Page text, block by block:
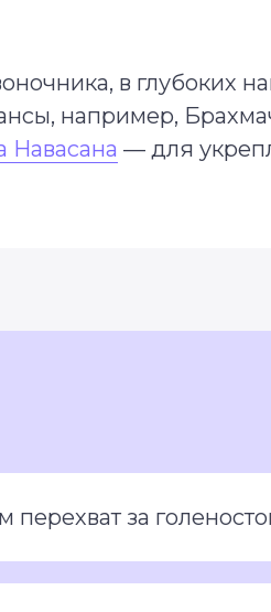
в глубоких
например,
Навасана — для
за